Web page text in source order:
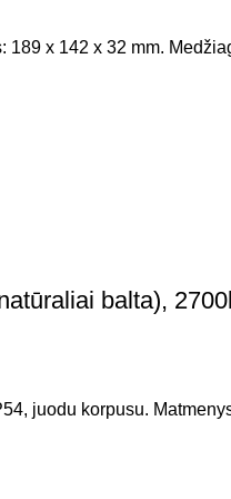
x 142 x 32 mm.
balta),
juodu korpusu.